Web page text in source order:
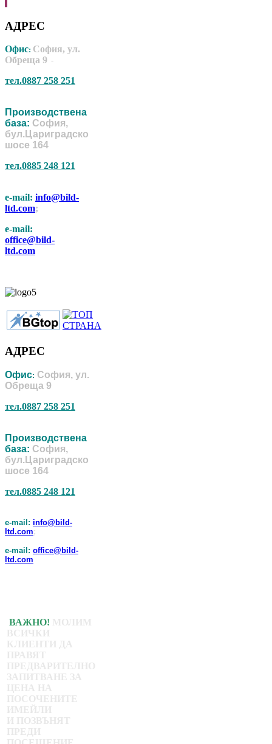
АДРЕС
Офис: София, ул.
Обреща 9 -
тел.0887 258 251
Производствена
база: София,
бул.Цариградско
шосе 164
тел.0885 248 121
e-mail: info@bild-
ltd.com;
e-mail:
office@bild-
ltd.com
АДРЕС
Офис: София, ул.
Обреща 9
тел.0887 258 251
Производствена
база: София,
бул.Цариградско
шосе 164
тел.0885 248 121
e-mail: info@bild-
ltd.com;
e-mail: office@bild-
ltd.com
ВАЖНО!